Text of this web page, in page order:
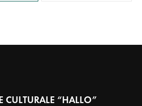
“HALLO”